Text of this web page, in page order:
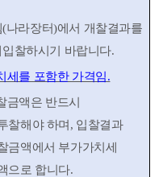
(나라장터)에서 개찰결과를
찰하시기 바랍니다.
세를 포함한 가격임.
금액은 반드시
찰해야 하며 , 입찰결과
금액에서 부가가치세
으로 합니다.